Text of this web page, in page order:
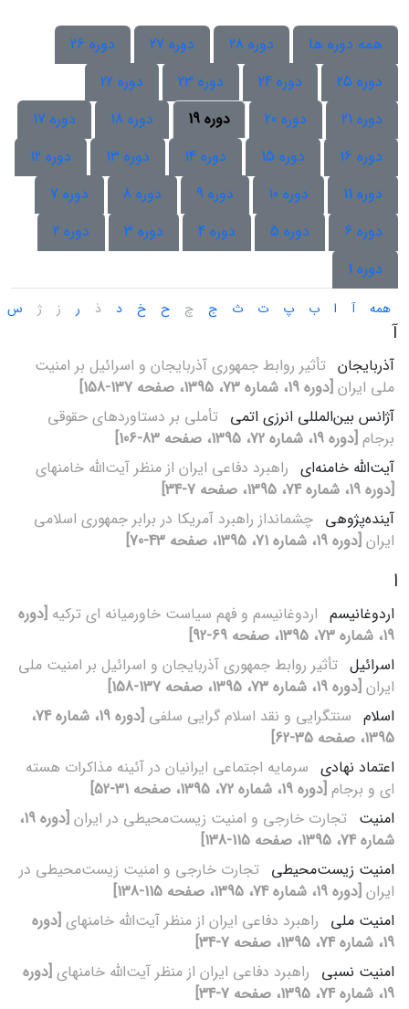
همه دوره ها دوره 28 دوره 27
دوره 26
دوره 25
دوره 24 دوره 23
دوره 22
دوره 21
دوره 20 دوره 19 دوره 18
دوره 17
دوره 16
دوره 15 دوره 14 دوره 13
دوره 12
دوره 11
دوره 10 دوره 9 دوره 8
دوره 7
دوره 6
دوره 5 دوره 4 دوره 3
دوره 2
دوره 1
همه آ ا ب پ ت ث ج چ ح خ د ذ ر ز ژ س
آ
آذربایجان تأثیر روابط جمهوری آذربایجان و اسرائیل بر امنیت
ملی ایران [دوره 19، شماره 73، 1395، صفحه 137-158]
آژانس بین‌المللی انرزی اتمی تأملی بر دستاوردهای حقوقی
برجام [دوره 19، شماره 72، 1395، صفحه 83-106]
آیت‌الله خامنه‌ای راهبرد دفاعی ایران از منظر آیت‌الله خامنه‎ای
[دوره 19، شماره 74، 1395، صفحه 7-34]
آینده‌پژوهی
چشم‎انداز راهبرد آمریکا در برابر جمهوری اسلامی
ایران [دوره 19، شماره 71، 1395، صفحه 43-70]
ا
اردوغانیسم اردوغانیسم و فهم سیاست خاورمیانه‏ ای ترکیه [دوره
19، شماره 73، 1395، صفحه 69-92]
اسرائیل تأثیر روابط جمهوری آذربایجان و اسرائیل بر امنیت ملی
ایران [دوره 19، شماره 73، 1395، صفحه 137-158]
اسلام سنت‏گرایی و نقد اسلام‏ گرایی سلفی
[دوره 19، شماره 74،
1395، صفحه 35-62]
اعتماد نهادی سرمایه اجتماعی ایرانیان در آئینه مذاکرات هسته‏
ای و برجام [دوره 19، شماره 72، 1395، صفحه 31-52]
امنیت تجارت خارجی و امنیت زیست‌محیطی در ایران
[دوره 19،
شماره 74، 1395، صفحه 115-138]
امنیت زیست‌محیطی تجارت خارجی و امنیت زیست‌محیطی در
ایران [دوره 19، شماره 74، 1395، صفحه 115-138]
امنیت ملی راهبرد دفاعی ایران از منظر آیت‌الله خامنه‎ای
[دوره
19، شماره 74، 1395، صفحه 7-34]
امنیت نسبی راهبرد دفاعی ایران از منظر آیت‌الله خامنه‎ای
[دوره
19، شماره 74، 1395، صفحه 7-34]